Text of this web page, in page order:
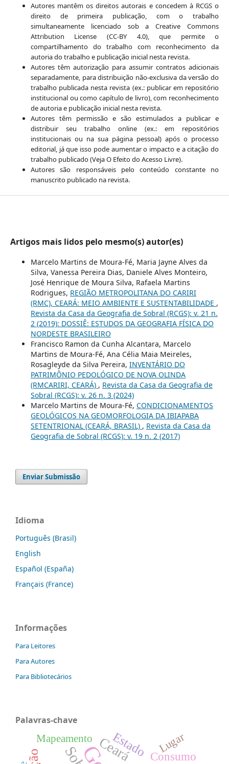
Autores mantêm os direitos autorais e concedem à RCGS o
direito de primeira publicação, com o trabalho
simultaneamente licenciado sob a Creative Commons
Attribution License (CC-BY 4.0), que permite o
compartilhamento do trabalho com reconhecimento da
autoria do trabalho e publicação inicial nesta revista.
Autores têm autorização para assumir contratos adicionais
separadamente, para distribuição não-exclusiva da versão do
trabalho publicada nesta revista (ex.: publicar em repositório
institucional ou como capítulo de livro), com reconhecimento
de autoria e publicação inicial nesta revista.
Autores têm permissão e são estimulados a publicar e
distribuir seu trabalho online (ex.: em repositórios
institucionais ou na sua página pessoal) após o processo
editorial, já que isso pode aumentar o impacto e a citação do
trabalho publicado (Veja O Efeito do Acesso Livre).
Autores são responsáveis pelo conteúdo constante no
manuscrito publicado na revista.
Artigos mais lidos pelo mesmo(s) autor(es)
Marcelo Martins de Moura-Fé, Maria Jayne Alves da
Silva, Vanessa Pereira Dias, Daniele Alves Monteiro,
José Henrique de Moura Silva, Rafaela Martins
Rodrigues, REGIÃO METROPOLITANA DO CARIRI
(RMC), CEARÁ: MEIO AMBIENTE E SUSTENTABILIDADE ,
Revista da Casa da Geografia de Sobral (RCGS): v. 21 n.
2 (2019): DOSSIÊ: ESTUDOS DA GEOGRAFIA FÍSICA DO
NORDESTE BRASILEIRO
Francisco Ramon da Cunha Alcantara, Marcelo
Martins de Moura-Fé, Ana Célia Maia Meireles,
Rosagleyde da Silva Pereira, INVENTÁRIO DO
PATRIMÔNIO PEDOLÓGICO DE NOVA OLINDA
(RMCARIRI, CEARÁ) , Revista da Casa da Geografia de
Sobral (RCGS): v. 26 n. 3 (2024)
Marcelo Martins de Moura-Fé, CONDICIONAMENTOS
GEOLÓGICOS NA GEOMORFOLOGIA DA IBIAPABA
SETENTRIONAL (CEARÁ, BRASIL) , Revista da Casa da
Geografia de Sobral (RCGS): v. 19 n. 2 (2017)
Enviar Submissão
Idioma
Português (Brasil)
English
Español (España)
Français (France)
Informações
Para Leitores
Para Autores
Para Bibliotecários
Palavras-chave
Ceará
Estado Consumo
Lugar
Mapeamento